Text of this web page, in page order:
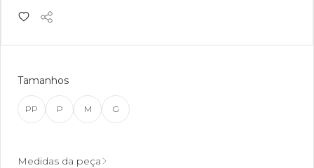
Tamanhos
PP P M G
Medidas da peça